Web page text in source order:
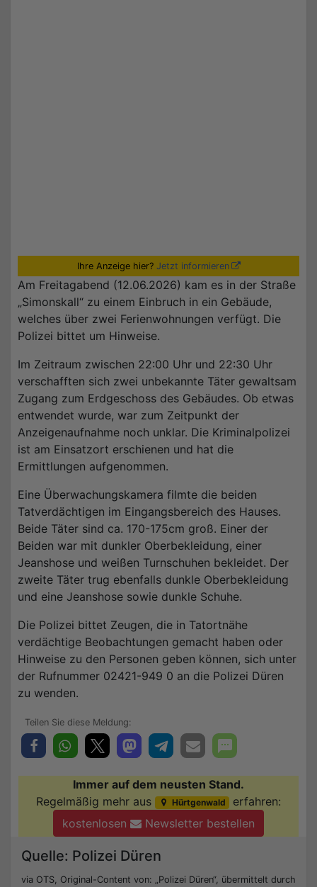
Ihre Anzeige hier? Jetzt informieren
Am Freitagabend (12.06.2026) kam es in der Straße
„Simonskall“ zu einem Einbruch in ein Gebäude,
welches über zwei Ferienwohnungen verfügt. Die
Polizei bittet um Hinweise.
Im Zeitraum zwischen 22:00 Uhr und 22:30 Uhr
verschafften sich zwei unbekannte Täter gewaltsam
Zugang zum Erdgeschoss des Gebäudes. Ob etwas
entwendet wurde, war zum Zeitpunkt der
Anzeigenaufnahme noch unklar. Die Kriminalpolizei
ist am Einsatzort erschienen und hat die
Ermittlungen aufgenommen.
Eine Überwachungskamera filmte die beiden
Tatverdächtigen im Eingangsbereich des Hauses.
Beide Täter sind ca. 170-175cm groß. Einer der
Beiden war mit dunkler Oberbekleidung, einer
Jeanshose und weißen Turnschuhen bekleidet. Der
zweite Täter trug ebenfalls dunkle Oberbekleidung
und eine Jeanshose sowie dunkle Schuhe.
Die Polizei bittet Zeugen, die in Tatortnähe
verdächtige Beobachtungen gemacht haben oder
Hinweise zu den Personen geben können, sich unter
der Rufnummer 02421-949 0 an die Polizei Düren
zu wenden.
Immer auf dem neusten Stand.
Regelmäßig mehr aus
Hürtgenwald erfahren:
kostenlosen
Newsletter bestellen
Quelle: Polizei Düren
via OTS, Original-Content von: „Polizei Düren“, übermittelt durch